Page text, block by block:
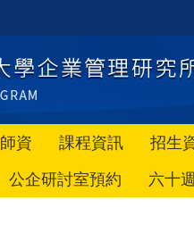
師資 課程資訊 招生
公企研討室預約 六十